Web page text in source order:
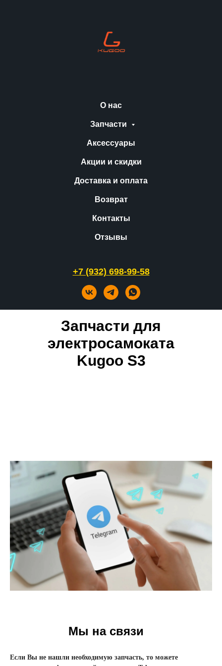
О нас
Запчасти
Аксессуары
Акции и скидки
Доставка и оплата
Возврат
Контакты
Отзывы
+7 (932) 698-99-58
Запчасти для
электросамоката
Kugoo S3
Мы на связи
Если Вы не нашли необходимую запчасть, то можете